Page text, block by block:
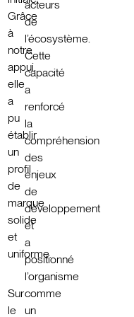
Grâce
à
notre
appui,
elle
a
pu
établir
un
profil
de
marque
solide
et
uniforme.
Sur
le
acteurs
de
l’écosystème.
Cette
capacité
a
renforcé
la
compréhension
des
enjeux
de
développement
et
a
positionné
l’organisme
comme
un